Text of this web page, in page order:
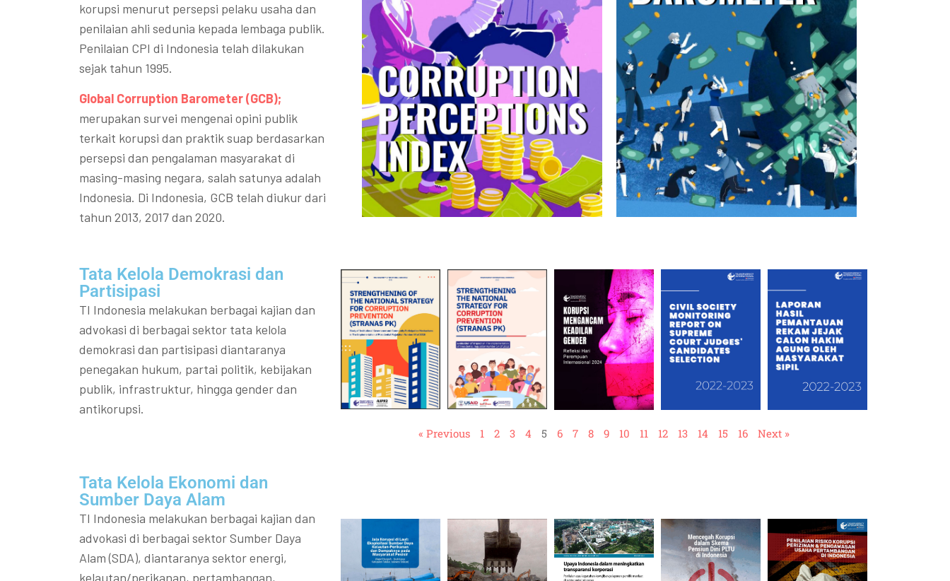
korupsi menurut persepsi pelaku usaha dan
penilaian ahli sedunia kepada lembaga publik.
Penilaian CPI di Indonesia telah dilakukan
sejak tahun 1995.
Global Corruption Barometer (GCB);
merupakan survei mengenai opini publik
terkait korupsi dan praktik suap berdasarkan
persepsi dan pengalaman masyarakat di
masing-masing negara, salah satunya adalah
Indonesia. Di Indonesia, GCB telah diukur dari
tahun 2013, 2017 dan 2020.
Tata Kelola Demokrasi dan
Partisipasi​
TI Indonesia melakukan berbagai kajian dan
advokasi di berbagai sektor tata kelola
demokrasi dan partisipasi diantaranya
penegakan hukum, partai politik, kebijakan
publik, infrastruktur, hingga gender dan
antikorupsi.
« Previous 1 2 3 4 5 6 7 8 9 10 11 12 13 14 15 16 Next »
Tata Kelola Ekonomi dan
Sumber Daya Alam
TI Indonesia melakukan berbagai kajian dan
advokasi di berbagai sektor Sumber Daya
Alam (SDA), diantaranya sektor energi,
kelautan/perikanan, pertambangan,